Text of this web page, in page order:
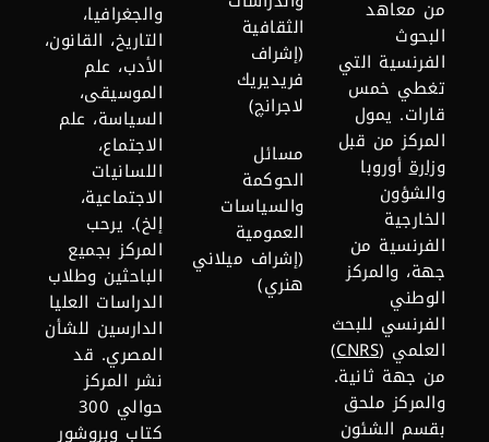
من معاهد
البحوث
الفرنسية التي
تغطي خمس
قارات. يمول
المركز من قبل
وزارةأوروبا
والشؤون
الخارجية
الفرنسية من
جهة، والمركز
الوطني
الفرنسي للبحث
العلمي (CNRS
)
من جهة ثانية.
والمركز ملحق
بقسم الشئون
الثقافية
(إشراف
فريديريك
لاجرانچ)
مسائل
الحوكمة
والسياسات
العمومية
(إشراف ميلاني
هنري)
والجغرافيا،
التاريخ، القانون،
الأدب، علم
الموسيقى،
السياسة، علم
الاجتماع،
اللسانيات
الاجتماعية،
إلخ). يرحب
المركز بجميع
الباحثين وطلاب
الدراسات العليا
الدارسين للشأن
المصري. قد
نشر المركز
حوالي 300
كتاب وبروشور